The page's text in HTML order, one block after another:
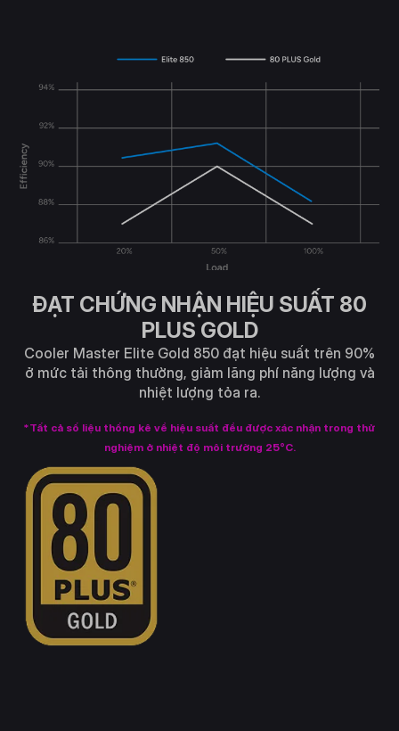
ĐẠT CHỨNG NHẬN HIỆU SUẤT 80
PLUS GOLD
Cooler Master Elite Gold 850 đạt hiệu suất trên 90%
ở mức tải thông thường, giảm lãng phí năng lượng và
nhiệt lượng tỏa ra.
*Tất cả số liệu thống kê về hiệu suất đều được xác nhận trong thử
nghiệm ở nhiệt độ môi trường 25°C.